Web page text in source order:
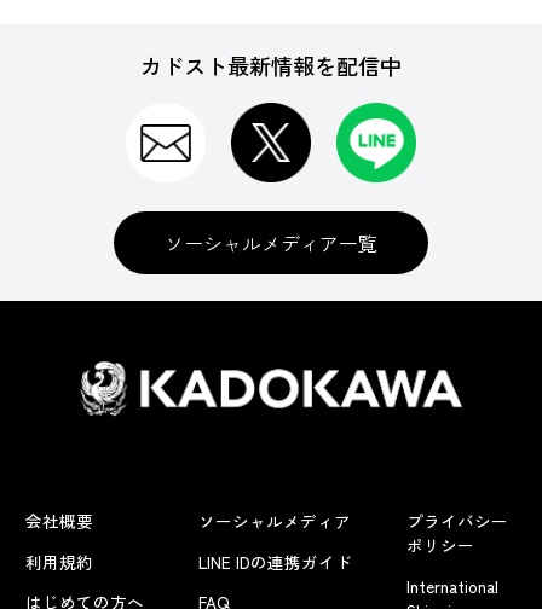
カドスト最新情報を配信中
ソーシャルメディア一覧
会社概要
利用規約
はじめての方へ
ソーシャルメディア
LINE IDの連携ガイド
FAQ
プライバシー
ポリシー
International